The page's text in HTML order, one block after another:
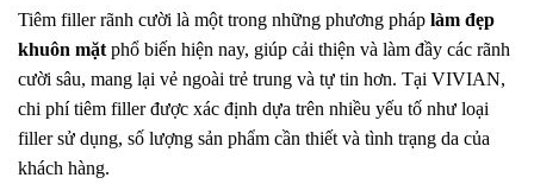
Tiêm filler rãnh cười là một trong những phương pháp làm đẹp
khuôn mặt phổ biến hiện nay, giúp cải thiện và làm đầy các rãnh
cười sâu, mang lại vẻ ngoài trẻ trung và tự tin hơn. Tại VIVIAN,
chi phí tiêm filler được xác định dựa trên nhiều yếu tố như loại
filler sử dụng, số lượng sản phẩm cần thiết và tình trạng da của
khách hàng.